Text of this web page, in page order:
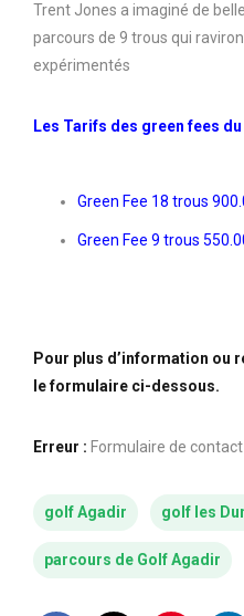
Trent Jones a imaginé de
parcours de 9 trous qui
expérimentés
Les Tarifs des green fees
Green Fee 18 trous
Green Fee 9 trous
Pour plus d’information ou
le formulaire ci-dessous.
Erreur : Formulaire de
golf Agadir golf les
parcours de Golf Agadir